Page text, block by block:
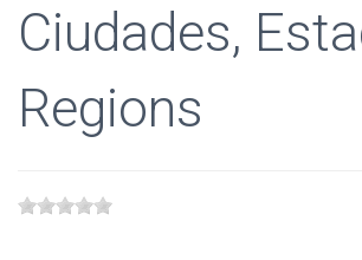
Ciudades,
Regions